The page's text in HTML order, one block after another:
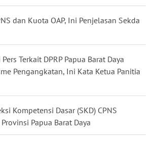
dan Kuota OAP, Ini Penjelasan Sekda
Terkait DPRP Papua Barat Daya
Pengangkatan, Ini Kata Ketua Panitia
Kompetensi Dasar (SKD) CPNS
Papua Barat Daya